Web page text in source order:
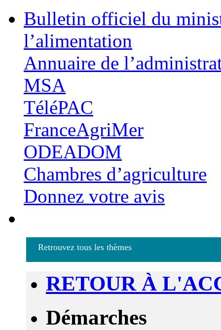
Bulletin officiel du
l’alimentation
Annuaire de
MSA
TéléPAC
FranceAgriMer
ODEADOM
Chambres d’agriculture
Donnez votre avis
Retrouvez tous les thèmes
RETOUR À
Démarches